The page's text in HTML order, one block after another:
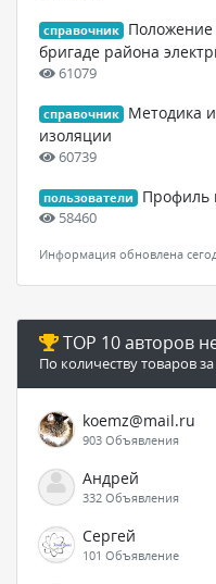
справочник
Положение
бригаде района
61079
справочник
Методика
изоляции
60739
пользователи Профиль
58460
Информация обновлена
TOP 10 авторов
По количеству товаров
koemz@mail.ru
903 Объявления
Андрей
332 Объявления
Сергей
101 Объявление